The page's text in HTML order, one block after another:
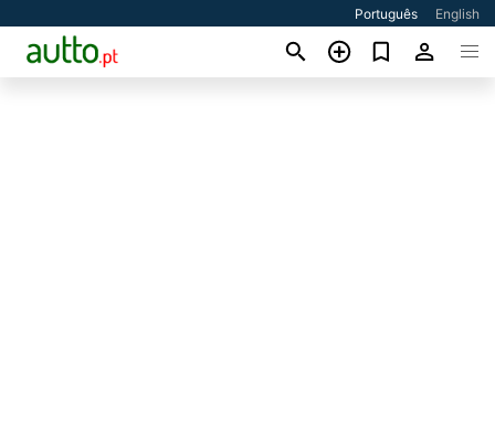
Português English